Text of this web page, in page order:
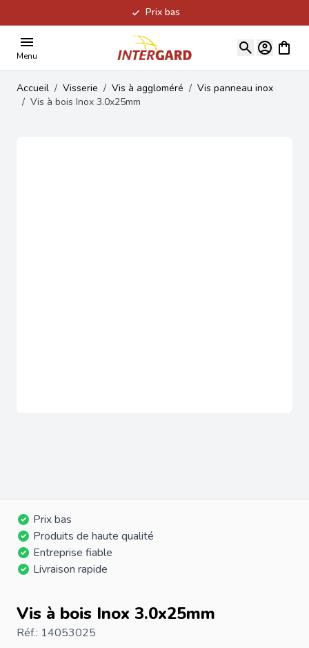
Prix bas
Menu
Voir
Accueil / Visserie / Vis à aggloméré / Vis panneau inox
/ Vis à bois Inox 3.0x25mm
Prix bas
Produits de haute qualité
Entreprise fiable
Livraison rapide
Vis à bois Inox 3.0x25mm
Réf.: 14053025